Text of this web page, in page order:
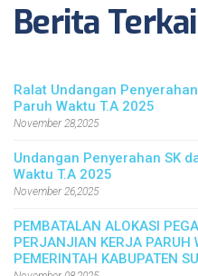
Berita
Ralat Undangan
Paruh Waktu T.A 2025
November 28,2025
Undangan Penyerahan SK
Waktu T.A 2025
November 26,2025
PEMBATALAN ALOKASI
PERJANJIAN KERJA PARUH
PEMERINTAH KABUPATEN